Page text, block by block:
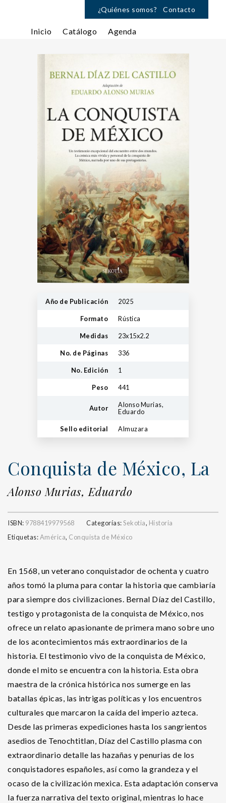
¿Quiénes somos? Contacto
Inicio Catálogo Agenda
Año de Publicación 2025
Formato Rústica
Medidas 23x15x2.2
No. de Páginas 336
No. Edición 1
Peso 441
Autor
Alonso Murias,
Eduardo
Sello editorial Almuzara
Conquista de México, La
Alonso Murias, Eduardo
ISBN: 9788419979568 Categorías:Sekotia, Historia
Etiquetas:América, Conquista de México
En 1568, un veterano conquistador de ochenta y cuatro
años tomó la pluma para contar la historia que cambiaría
para siempre dos civilizaciones. Bernal Díaz del Castillo,
testigo y protagonista de la conquista de México, nos
ofrece un relato apasionante de primera mano sobre uno
de los acontecimientos más extraordinarios de la
historia. El testimonio vivo de la conquista de México,
donde el mito se encuentra con la historia. Esta obra
maestra de la crónica histórica nos sumerge en las
batallas épicas, las intrigas políticas y los encuentros
culturales que marcaron la caída del imperio azteca.
Desde las primeras expediciones hasta los sangrientos
asedios de Tenochtitlan, Díaz del Castillo plasma con
extraordinario detalle las hazañas y penurias de los
conquistadores españoles, así como la grandeza y el
ocaso de la civilización mexica. Esta adaptación conserva
la fuerza narrativa del texto original, mientras lo hace